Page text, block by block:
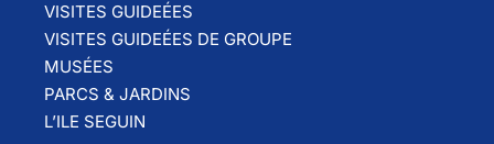
VISITES GUIDEÉES
VISITES GUIDEÉES DE GROUPE
MUSÉES
PARCS & JARDINS
L’ILE SEGUIN